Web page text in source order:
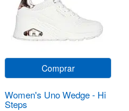
Comprar
Women's Uno Wedge - Hi
Steps